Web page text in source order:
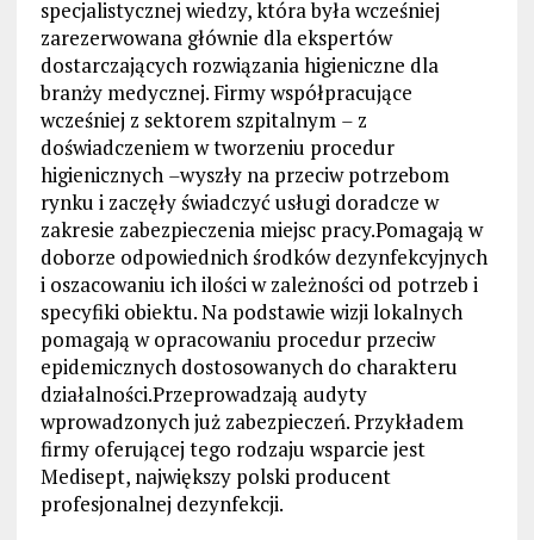
specjalistycznej wiedzy, która była wcześniej
zarezerwowana głównie dla ekspertów
dostarczających rozwiązania higieniczne dla
branży medycznej. Firmy współpracujące
wcześniej z sektorem szpitalnym –z
doświadczeniem w tworzeniu procedur
higienicznych –wyszły na przeciw potrzebom
rynku i zaczęły świadczyć usługi doradcze w
zakresie zabezpieczenia miejsc pracy.Pomagają w
doborze odpowiednich środków dezynfekcyjnych
i oszacowaniu ich ilości w zależności od potrzeb i
specyfiki obiektu. Na podstawie wizji lokalnych
pomagają w opracowaniu procedur przeciw
epidemicznych dostosowanych do charakteru
działalności.Przeprowadzają audyty
wprowadzonych już zabezpieczeń. Przykładem
firmy oferującej tego rodzaju wsparcie jest
Medisept, największy polski producent
profesjonalnej dezynfekcji.